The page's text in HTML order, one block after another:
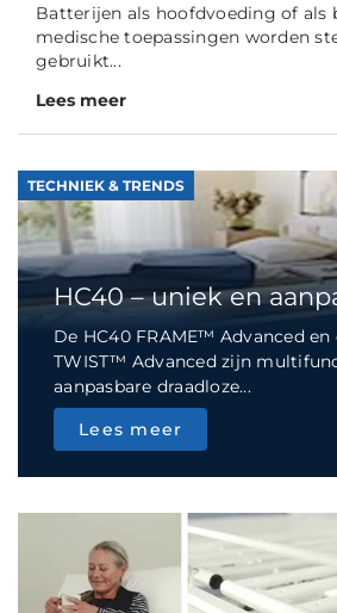
Batterijen als hoofdvoeding of als
medische toepassingen worden
gebruikt...
Lees meer
TECHNIEK & TRENDS
HC40 – uniek en
De HC40 FRAME™ Advanced en
TWIST™ Advanced zijn
aanpasbare draadloze...
Lees meer